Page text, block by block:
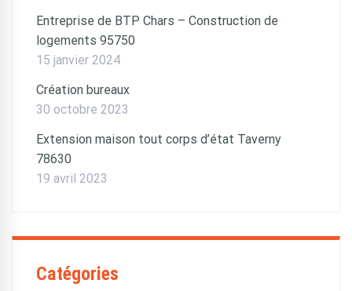
Entreprise de BTP Chars – Construction de
logements 95750
15 janvier 2024
Création bureaux
30 octobre 2023
Extension maison tout corps d’état Taverny
78630
19 avril 2023
Catégories